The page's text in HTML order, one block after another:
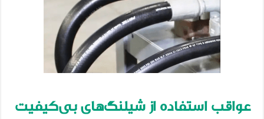
عواقب استفاده از شیلنگ‌های بی‌کیفیت